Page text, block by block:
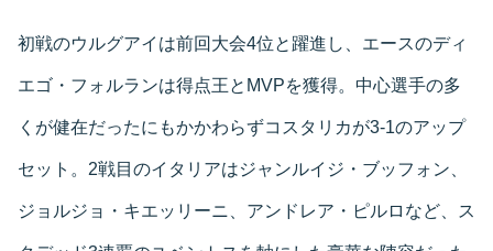
初戦のウルグアイは前回大会4位と躍進し、エースのディ
エゴ・フォルランは得点王とMVPを獲得。中心選手の多
くが健在だったにもかかわらずコスタリカが3-1のアップ
セット。2戦目のイタリアはジャンルイジ・ブッフォン、
ジョルジョ・キエッリーニ、アンドレア・ピルロなど、ス